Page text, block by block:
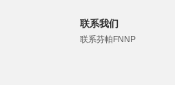
联系我们
联系芬帕FNNP